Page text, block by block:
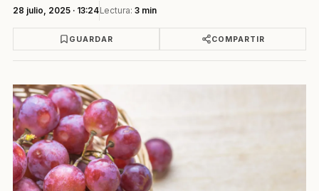
28 julio, 2025 · 13:24Lectura: 3 min
GUARDAR COMPARTIR